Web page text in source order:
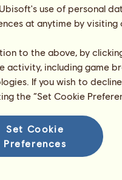
use of personal
at anytime by
to the above, by
activity, including game
If you wish to
the “Set Cookie
Set Cookie
Preferences